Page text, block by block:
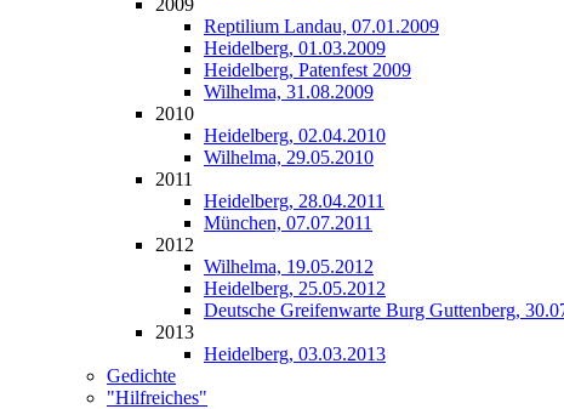
2009
Reptilium Landau, 07.01.2009
Heidelberg, 01.03.2009
Heidelberg, Patenfest 2009
Wilhelma, 31.08.2009
2010
Heidelberg, 02.04.2010
Wilhelma, 29.05.2010
2011
Heidelberg, 28.04.2011
München, 07.07.2011
2012
Wilhelma, 19.05.2012
Heidelberg, 25.05.2012
Deutsche Greifenwarte Burg Guttenberg,
2013
Heidelberg, 03.03.2013
Gedichte
"Hilfreiches"